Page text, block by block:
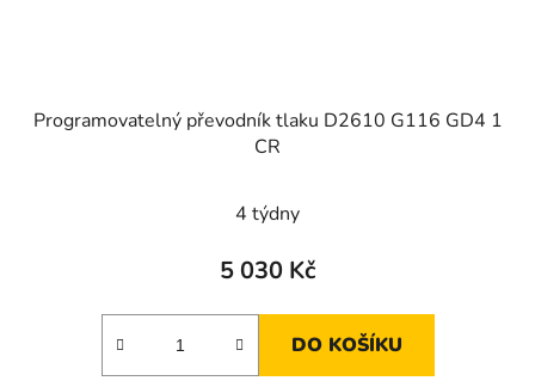
Programovatelný převodník tlaku D2610 G116 GD4 1
CR
4 týdny
5 030 Kč
DO KOŠÍKU